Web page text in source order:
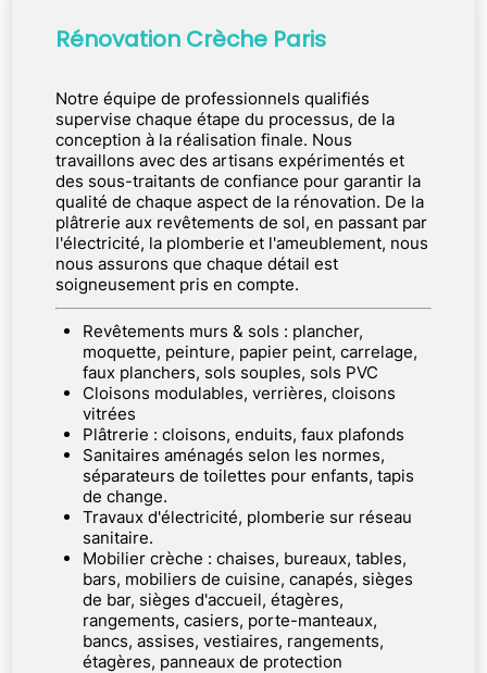
Rénovation Crèche Paris
Notre équipe de professionnels qualifiés
supervise chaque étape du processus, de la
conception à la réalisation finale. Nous
travaillons avec des artisans expérimentés et
des sous-traitants de confiance pour garantir la
qualité de chaque aspect de la rénovation. De la
plâtrerie aux revêtements de sol, en passant par
l'électricité, la plomberie et l'ameublement, nous
nous assurons que chaque détail est
soigneusement pris en compte.
Revêtements murs & sols : plancher,
moquette, peinture, papier peint, carrelage,
faux planchers, sols souples, sols PVC
Cloisons modulables, verrières, cloisons
vitrées
Plâtrerie : cloisons, enduits, faux plafonds
sanitaires aménagés selon les normes,
séparateurs de toilettes pour enfants, tapis
de change.
Travaux d'électricité, plomberie sur réseau
sanitaire.
Mobilier crèche : chaises, bureaux, tables,
bars, mobiliers de cuisine, canapés, sièges
de bar, sièges d'accueil, étagères,
rangements, casiers, porte-manteaux,
bancs, assises, vestiaires, rangements,
étagères, panneaux de protection